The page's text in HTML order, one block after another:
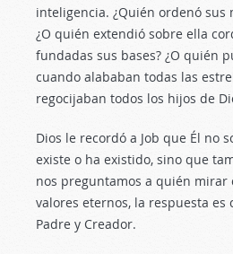
inteligencia. ¿Quién ordenó sus
¿O quién extendió sobre ella
fundadas sus bases? ¿O quién
cuando alababan todas las
regocijaban todos los hijos de
Dios le recordó a Job que Él no
existe o ha existido, sino que
nos preguntamos a quién mirar
valores eternos, la respuesta es
Padre y Creador.